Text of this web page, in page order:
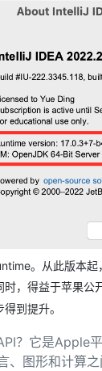
。从此版本
时，得益于苹果公
到提升。
？它是Apple平
、图形和计算